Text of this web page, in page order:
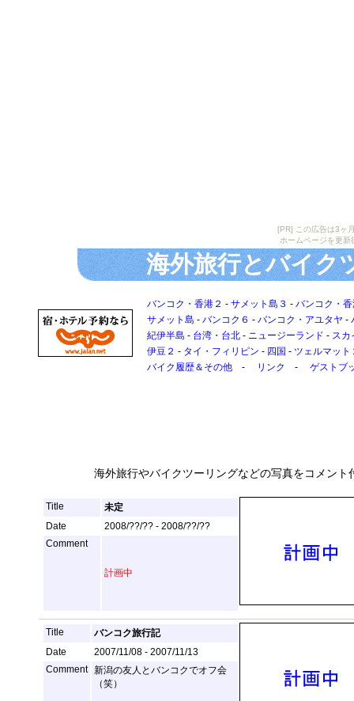
[PR] この広告は3ヶ
ホームページを更
海外旅行とバイク
バンコク・香港２ - サメット島３ - バンコク・
サメット島 - バンコク６ - バンコク・アユタヤ -
紀伊半島 - 台湾・台北 - ニュージーランド - スカ
伊豆２ - タイ・フィリピン - 四国 - ツェルマット
バイク履歴＆その他 - リンク - ゲストブ
海外旅行やバイクツーリングなどの写真をコメン
Title
未定
Date
2008/??/?? - 2008/??/??
Comment
計画中
Title
バンコク旅行記
Date
2007/11/08 - 2007/11/13
Comment
新潟の友人とバンコクでオフ会
（笑）